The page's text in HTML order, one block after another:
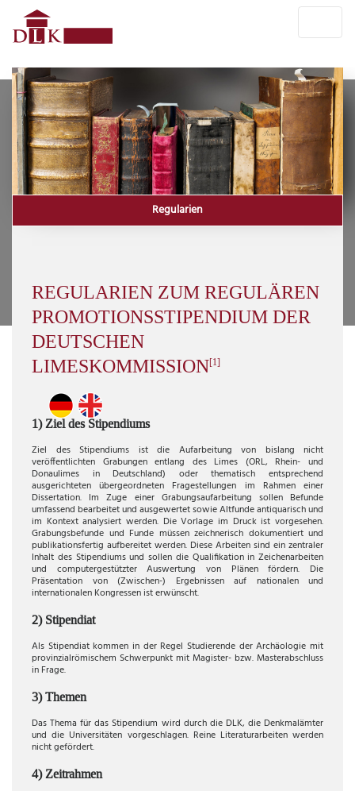
Regularien
REGULARIEN ZUM REGULÄREN
PROMOTIONSSTIPENDIUM DER
DEUTSCHEN
LIMESKOMMISSION[1]
1) Ziel des Stipendiums
Ziel des Stipendiums ist die Aufarbeitung von bislang nicht
veröffentlichten Grabungen entlang des Limes (ORL, Rhein- und
Donaulimes in Deutschland) oder thematisch entsprechend
ausgerichteten übergeordneten Fragestellungen im Rahmen einer
Dissertation. Im Zuge einer Grabungsaufarbeitung sollen Befunde
umfassend bearbeitet und ausgewertet sowie Altfunde antiquarisch und
im Kontext analysiert werden. Die Vorlage im Druck ist vorgesehen.
Grabungsbefunde und Funde müssen zeichnerisch dokumentiert und
publikationsfertig aufbereitet werden. Diese Arbeiten sind ein zentraler
Inhalt des Stipendiums und sollen die Qualifikation in Zeichenarbeiten
und computergestützter Auswertung von Plänen fördern. Die
Präsentation von (Zwischen-) Ergebnissen auf nationalen und
internationalen Kongressen ist erwünscht.
2) Stipendiat
Als Stipendiat kommen in der Regel Studierende der Archäologie mit
provinzialrömischem Schwerpunkt mit Magister- bzw. Masterabschluss
in Frage.
3) Themen
Das Thema für das Stipendium wird durch die DLK, die Denkmalämter
und die Universitäten vorgeschlagen. Reine Literaturarbeiten werden
nicht gefördert.
4) Zeitrahmen